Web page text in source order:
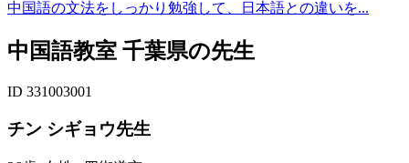
中国語の文法をしっかり勉強して、日本語との違いを...
中国語教室 千葉県の先生
ID 331003001
チン シギョウ先生